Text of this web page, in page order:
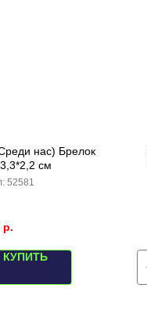
нас) Брелок
см
52581
р.
КУПИТЬ